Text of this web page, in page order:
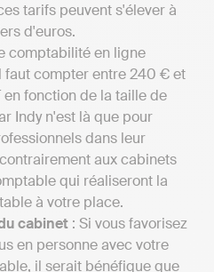
tarifs peuvent s'élever à
d'euros.
comptabilité en ligne
faut compter entre 240 € et
fonction de la taille de
Indy n'est là que pour
dans leur
aux cabinets
qui réaliseront la
à votre place.
cabinet : Si vous favorisez
en personne avec votre
il serait bénéfique que